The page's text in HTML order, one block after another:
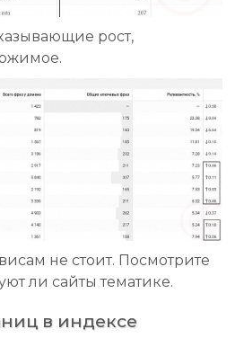
рост,
не стоит. Посмотрите
ли сайты тематике.
в индексе